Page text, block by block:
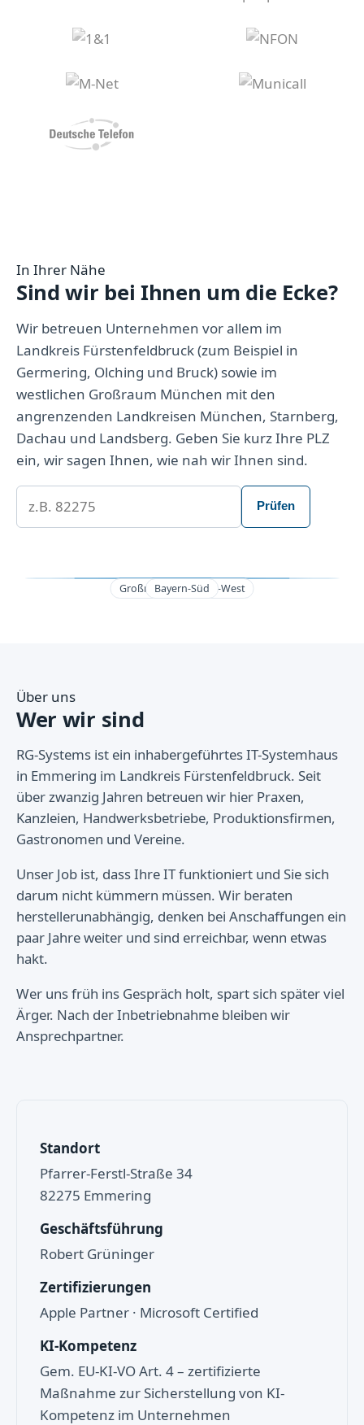
In Ihrer Nähe
Sind wir bei Ihnen um die Ecke?
Wir betreuen Unternehmen vor allem im
Landkreis Fürstenfeldbruck (zum Beispiel in
Germering, Olching und Bruck) sowie im
westlichen Großraum München mit den
angrenzenden Landkreisen München, Starnberg,
Dachau und Landsberg. Geben Sie kurz Ihre PLZ
ein, wir sagen Ihnen, wie nah wir Ihnen sind.
Prüfen
Emmering
Landkreis FFB
Großraum München-West
Bayern-Süd
Über uns
Wer wir sind
RG-Systems ist ein inhabergeführtes IT-Systemhaus
in Emmering im Landkreis Fürstenfeldbruck. Seit
über zwanzig Jahren betreuen wir hier Praxen,
Kanzleien, Handwerksbetriebe, Produktionsfirmen,
Gastronomen und Vereine.
Unser Job ist, dass Ihre IT funktioniert und Sie sich
darum nicht kümmern müssen. Wir beraten
herstellerunabhängig, denken bei Anschaffungen ein
paar Jahre weiter und sind erreichbar, wenn etwas
hakt.
Wer uns früh ins Gespräch holt, spart sich später viel
Ärger. Nach der Inbetriebnahme bleiben wir
Ansprechpartner.
Standort
Pfarrer-Ferstl-Straße 34
82275 Emmering
Geschäftsführung
Robert Grüninger
Zertifizierungen
Apple Partner · Microsoft Certified
KI-Kompetenz
Gem. EU-KI-VO Art. 4 – zertifizierte
Maßnahme zur Sicherstellung von KI-
Kompetenz im Unternehmen